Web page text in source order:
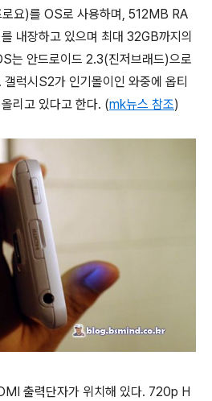
요)를 OS로 사용하며, 512MB RA
내장하고 있으며 최대 32GB까지의
는 안드로이드 2.3(진저브래드)으로
럭시S2가 인기몰이인 와중에 옵티
리고 있다고 한다. (mk뉴스 참조)
출력단자가 위치해 있다. 720p H